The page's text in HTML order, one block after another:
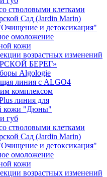
стволовыми клетками
Сад (Jardin Marin)
и детоксикация"
омоложение
кожи
возрастных изменений
БЕРЕГ»
Algologie
линия с ALGO4
комплексом
линия для
кожи "Дюны"
губ
стволовыми клетками
Сад (Jardin Marin)
и детоксикация"
омоложение
кожи
возрастных изменений